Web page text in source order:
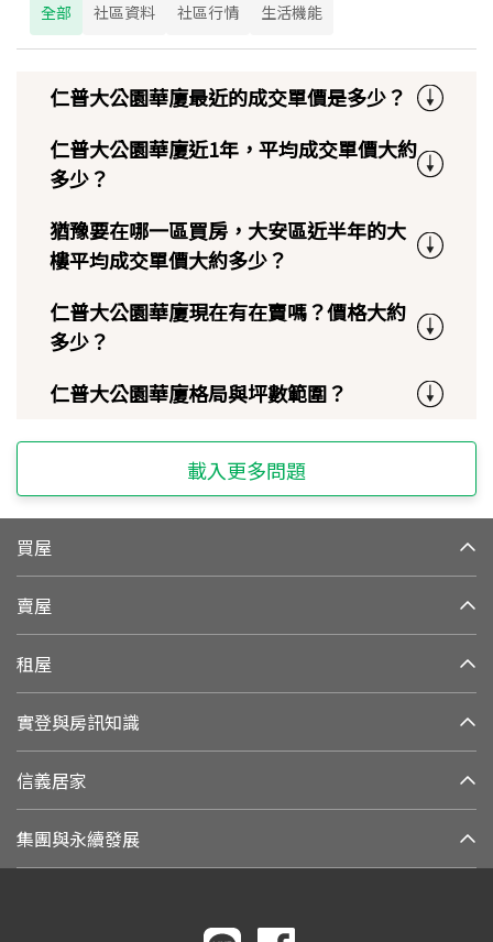
全部 社區資料 社區行情 生活機能
仁普大公園華廈最近的成交單價是多少？
仁普大公園華廈近1年，平均成交單價大約
多少？
猶豫要在哪一區買房，大安區近半年的大
樓平均成交單價大約多少？
仁普大公園華廈現在有在賣嗎？價格大約
多少？
仁普大公園華廈格局與坪數範圍？
載入更多問題
買屋
賣屋
租屋
實登與房訊知識
信義居家
集團與永續發展